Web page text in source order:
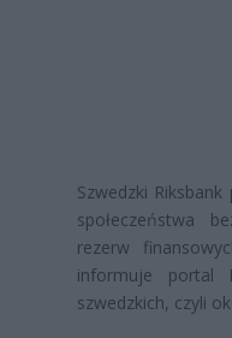
Szwedzki
społeczeństwa
rezerw
informuje portal
szwedzkich, czyli